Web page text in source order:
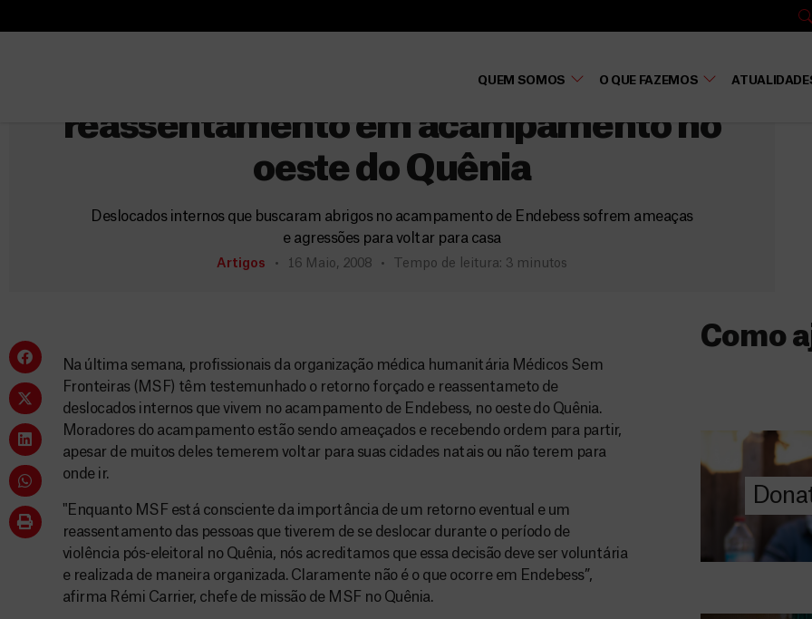
QUEM SOMOS O QUE FAZEMOS
c
r
MSF testemunha retorno forçado e
reassentamento em acampamento no
oeste do Quênia
Deslocados internos que buscaram abrigos no acampamento de Endebess sofrem ameaças
e agressões para voltar para casa
Artigos 16 Maio, 2008 Tempo de leitura: 3 minutos
Na última semana, profissionais da organização médica humanitária Médicos Sem
Fronteiras (MSF) têm testemunhado o retorno forçado e reassentameto de
deslocados internos que vivem no acampamento de Endebess, no oeste do Quênia.
Moradores do acampamento estão sendo ameaçados e recebendo ordem para partir,
apesar de muitos deles temerem voltar para suas cidades natais ou não terem para
onde ir.
"Enquanto MSF está consciente da importância de um retorno eventual e um
reassentamento das pessoas que tiverem de se deslocar durante o período de
violência pós-eleitoral no Quênia, nós acreditamos que essa decisão deve ser voluntária
e realizada de maneira organizada. Claramente não é o que ocorre em Endebess”,
afirma Rémi Carrier, chefe de missão de MSF no Quênia.
Como
ajuda-nos a
a quem mais
DOE
AGORA
Saiba tudo
a